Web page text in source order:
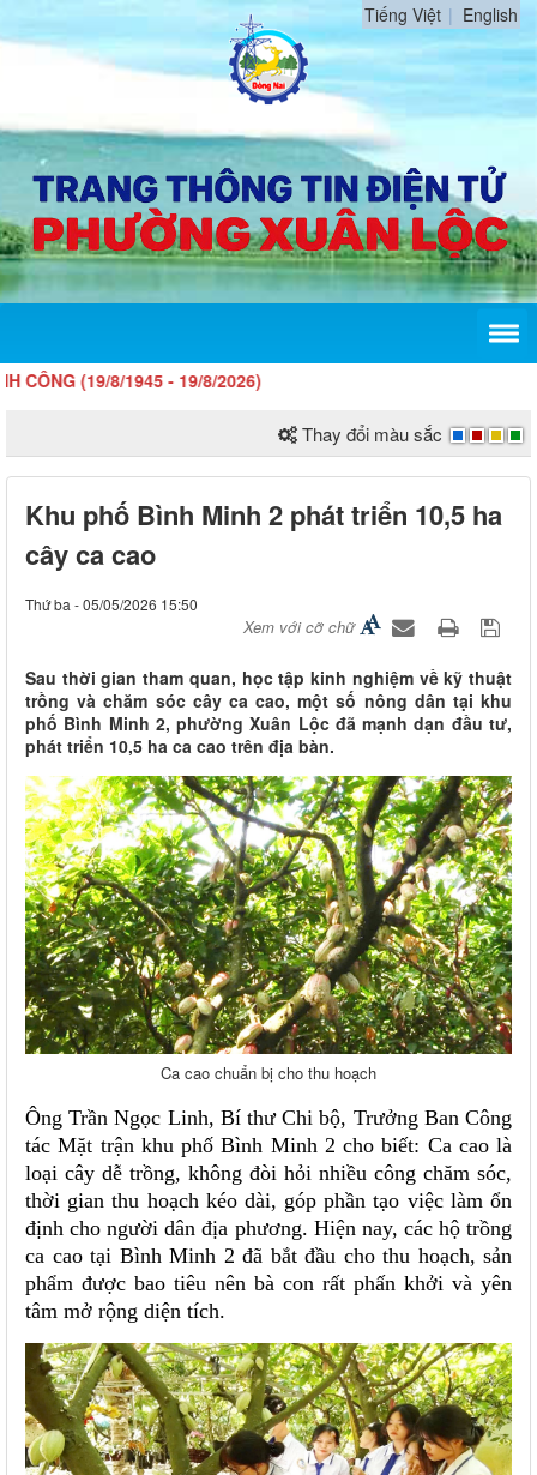
Tiếng Việt English
(19/8/1945 - 19/8/2026)
Thay đổi màu sắc
Khu phố Bình Minh 2 phát triển 10,5 ha
cây ca cao
Thứ ba - 05/05/2026 15:50
Xem với cỡ chữ
Sau thời gian tham quan, học tập kinh nghiệm về kỹ thuật
trồng và chăm sóc cây ca cao, một số nông dân tại khu
phố Bình Minh 2, phường Xuân Lộc đã mạnh dạn đầu tư,
phát triển 10,5 ha ca cao trên địa bàn.
Ca cao chuẩn bị cho thu hoạch
Ông Trần Ngọc Linh, Bí thư Chi bộ, Trưởng Ban Công
tác Mặt trận khu phố Bình Minh 2 cho biết: Ca cao là
loại cây dễ trồng, không đòi hỏi nhiều công chăm sóc,
thời gian thu hoạch kéo dài, góp phần tạo việc làm ổn
định cho người dân địa phương. Hiện nay, các hộ trồng
ca cao tại Bình Minh 2 đã bắt đầu cho thu hoạch, sản
phẩm được bao tiêu nên bà con rất phấn khởi và yên
tâm mở rộng diện tích.